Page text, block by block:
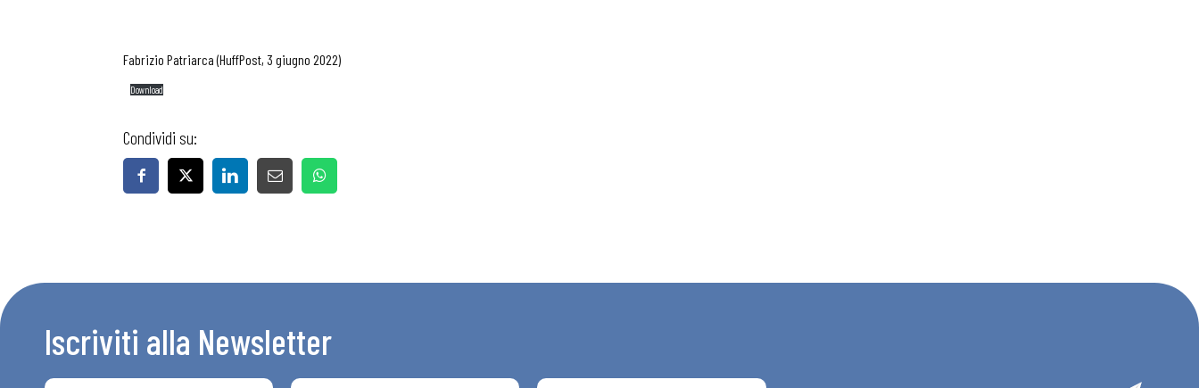
Fabrizio Patriarca (HuffPost, 3 giugno 2022)
Download
Condividi su:
Iscriviti alla Newsletter